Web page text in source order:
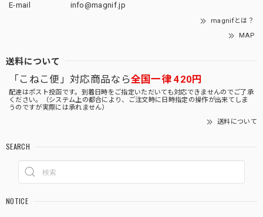
E-mail
info@magnif.jp
magnifとは？
MAP
送料について
「こねこ便」対応商品なら全国一律 420円
配達はポスト投函です。到着日時をご指定いただいても対応できませんのでご了承
ください。（システム上の都合により、ご注文時に日時指定の操作が出来てしま
うのですが実際には承れません）
送料について
SEARCH
NOTICE